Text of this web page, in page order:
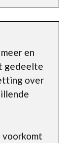
en
gedeelte
over
voorkomt